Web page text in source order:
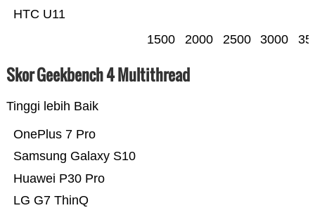
HTC U11
1500 2000 2500 3000
Skor Geekbench 4 Multithread
Tinggi lebih Baik
LG G7 ThinQ
Huawei P30 Pro
Samsung Galaxy S10
OnePlus 7 Pro